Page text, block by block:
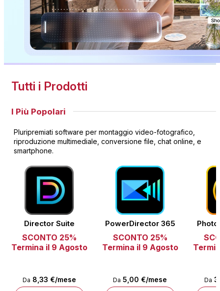
Tutti i Prodotti
I Più Popolari
Pluripremiati software per montaggio video-fotografico,
riproduzione multimediale, conversione file, chat online, e
smartphone.
Director Suite
SCONTO 25%
Termina il 9 Agosto
Da 8,33 €/mese
PowerDirector 365
SCONTO 25%
Termina il 9 Agosto
Da 5,00 €/mese Da